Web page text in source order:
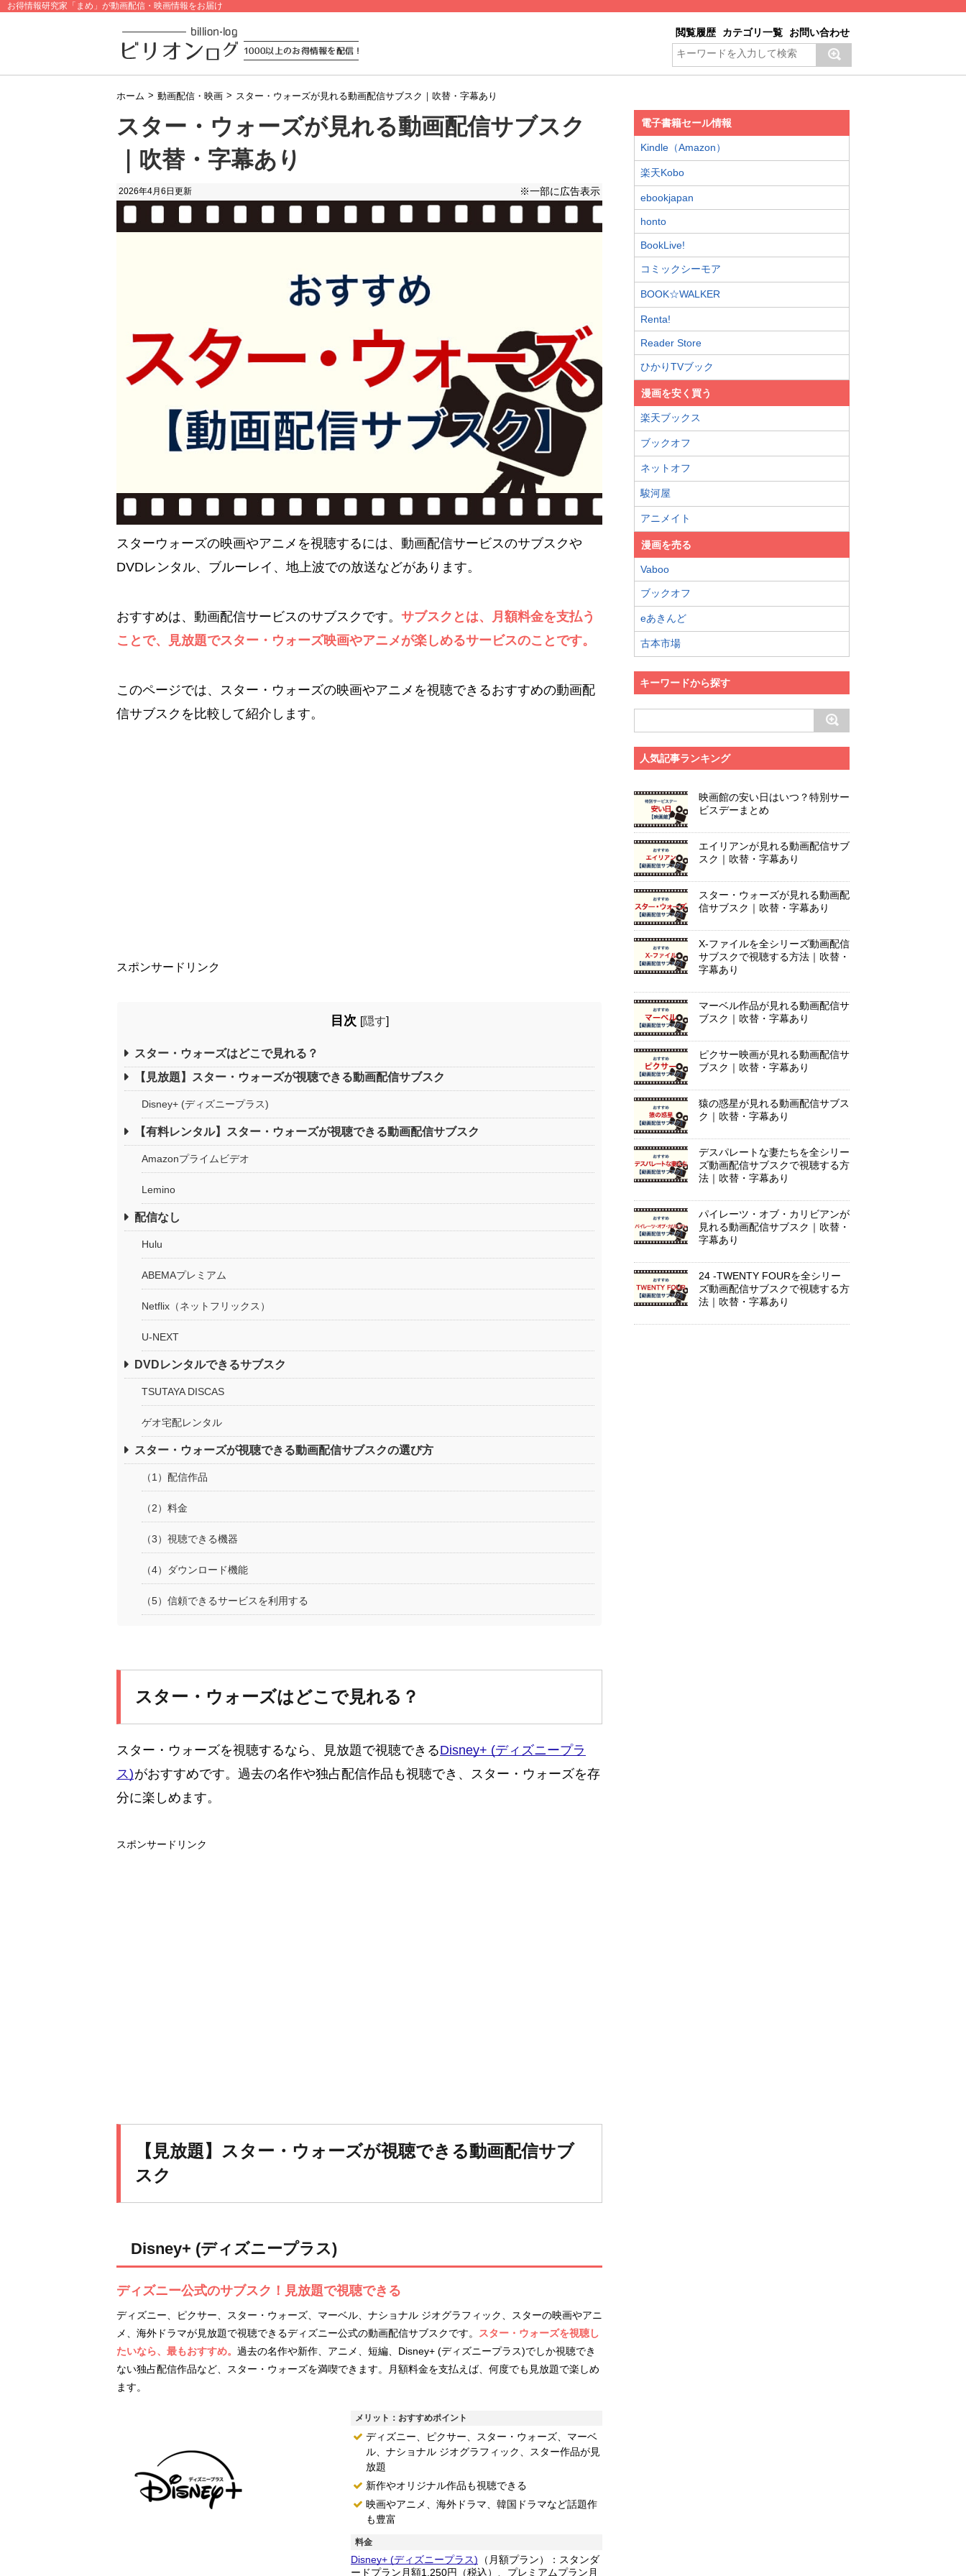
お得情報研究家「まめ」が動画配信・映画情報をお届け
閲覧履歴 カテゴリ一覧 お問い合わせ
ホーム > 動画配信・映画 > スター・ウォーズが見れる動画配信サブスク｜吹替・字幕あり
スター・ウォーズが見れる動画配信サブスク
｜吹替・字幕あり
2026年4月6日 更新 ※一部に広告表示
スターウォーズの映画やアニメを視聴するには、動画配信サービスのサブスクや
DVDレンタル、ブルーレイ、地上波での放送などがあります。
おすすめは、動画配信サービスのサブスクです。 サブスクとは、月額料金を支払う
ことで、見放題でスター・ウォーズ映画やアニメが楽しめるサービスのことです。
このページでは、スター・ウォーズの映画やアニメを視聴できるおすすめの動画配
信サブスクを比較して紹介します。
スポンサードリンク
目次 [隠す]
スター・ウォーズはどこで見れる？
【見放題】スター・ウォーズが視聴できる動画配信サブスク
Disney+ (ディズニープラス)
【有料レンタル】スター・ウォーズが視聴できる動画配信サブスク
Amazonプライムビデオ
Lemino
配信なし
Hulu
ABEMAプレミアム
Netflix（ネットフリックス）
U-NEXT
DVDレンタルできるサブスク
TSUTAYA DISCAS
ゲオ宅配レンタル
スター・ウォーズが視聴できる動画配信サブスクの選び方
（1）配信作品
（2）料金
（3）視聴できる機器
（4）ダウンロード機能
（5）信頼できるサービスを利用する
スター・ウォーズはどこで見れる？
スター・ウォーズを視聴するなら、見放題で視聴できるDisney+ (ディズニープラ
ス)がおすすめです。過去の名作や独占配信作品も視聴でき、スター・ウォーズを存
分に楽しめます。
スポンサードリンク
【見放題】スター・ウォーズが視聴できる動画配信サブ
スク
Disney+ (ディズニープラス)
ディズニー公式のサブスク！見放題で視聴できる
ディズニー、ピクサー、スター・ウォーズ、マーベル、ナショナル ジオグラフィック、スターの映画やアニ
メ、海外ドラマが見放題で視聴できるディズニー公式の動画配信サブスクです。
スター・ウォーズを視聴し
たいなら、最もおすすめ。 過去の名作や新作、アニメ、短編、Disney+ (ディズニープラス)でしか視聴でき
ない独占配信作品など、スター・ウォーズを満喫できます。月額料金を支払えば、何度でも見放題で楽しめ
ます。
メリット：おすすめポイント
ディズニー、ピクサー、スター・ウォーズ、マーベ
ル、ナショナル ジオグラフィック、スター作品が見
放題
新作やオリジナル作品も視聴できる
映画やアニメ、海外ドラマ、韓国ドラマなど話題作
も豊富
料金
Disney+ (ディズニープラス)
（月額プラン）：スタンダ
ードプラン月額1,250円（税込）、プレミアムプラン月
電子書籍セール情報
Kindle（Amazon）
楽天Kobo
ebookjapan
honto
BookLive!
コミックシーモア
BOOK☆WALKER
Renta!
Reader Store
ひかりTVブック
漫画を安く買う
楽天ブックス
ブックオフ
ネットオフ
駿河屋
アニメイト
漫画を売る
Vaboo
ブックオフ
eあきんど
古本市場
キーワードから探す
人気記事ランキング
映画館の安い日はいつ？特別サー
ビスデーまとめ
エイリアンが見れる動画配信サブ
スク｜吹替・字幕あり
スター・ウォーズが見れる動画配
信サブスク｜吹替・字幕あり
X-ファイルを全シリーズ動画配信
サブスクで視聴する方法｜吹替・
字幕あり
マーベル作品が見れる動画配信サ
ブスク｜吹替・字幕あり
ピクサー映画が見れる動画配信サ
ブスク｜吹替・字幕あり
猿の惑星が見れる動画配信サブス
ク｜吹替・字幕あり
デスパレートな妻たちを全シリー
ズ動画配信サブスクで視聴する方
法｜吹替・字幕あり
パイレーツ・オブ・カリビアンが
見れる動画配信サブスク｜吹替・
字幕あり
24 -TWENTY FOURを全シリー
ズ動画配信サブスクで視聴する方
法｜吹替・字幕あり